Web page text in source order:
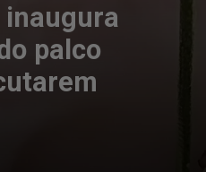
palco